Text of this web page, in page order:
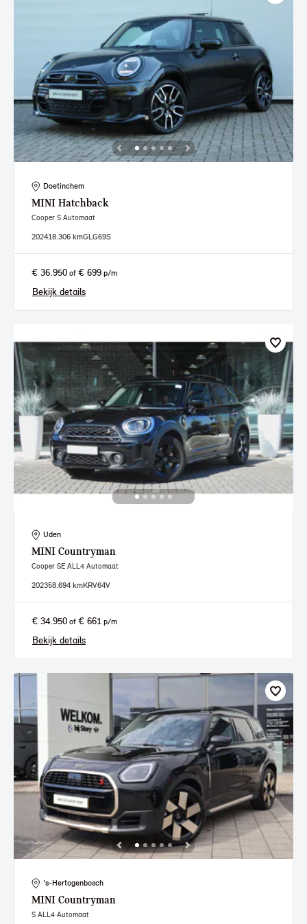
Doetinchem
MINI Hatchback
Cooper S Automaat
202418.306 kmGLG69S
€ 36.950 of € 699 p/m
Bekijk details
Uden
MINI Countryman
Cooper SE ALL4 Automaat
202358.694 kmKRV64V
€ 34.950 of € 661 p/m
Bekijk details
's-Hertogenbosch
MINI Countryman
S ALL4 Automaat